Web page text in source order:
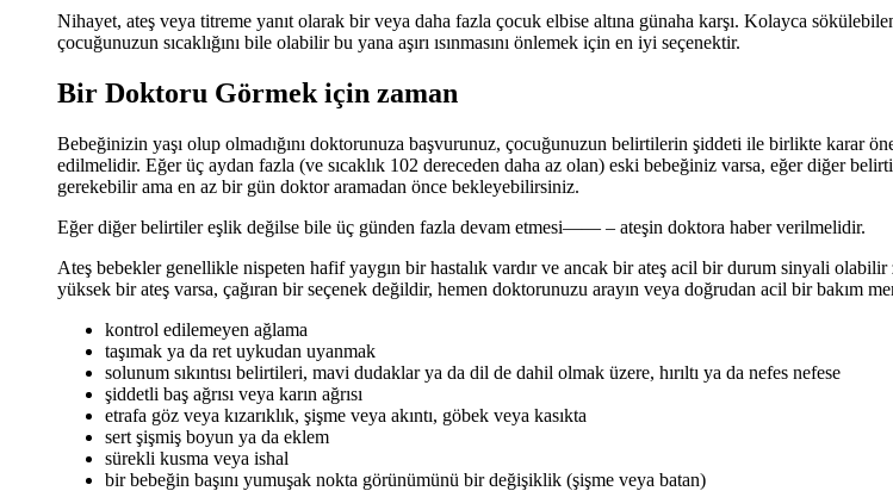
Nihayet, ateş veya titreme yanıt olarak bir veya daha fazla çocuk elbise altına günaha karşı. Kolayca
çocuğunuzun sıcaklığını bile olabilir bu yana aşırı ısınmasını önlemek için en iyi seçenektir.
Bir Doktoru Görmek için zaman
Bebeğinizin yaşı olup olmadığını doktorunuza başvurunuz, çocuğunuzun belirtilerin şiddeti ile birlikte karar
edilmelidir. Eğer üç aydan fazla (ve sıcaklık 102 dereceden daha az olan) eski bebeğiniz varsa, eğer diğer
gerekebilir ama en az bir gün doktor aramadan önce bekleyebilirsiniz.
Eğer diğer belirtiler eşlik değilse bile üç günden fazla devam etmesi—— – ateşin doktora haber verilmelidir.
Ateş bebekler genellikle nispeten hafif yaygın bir hastalık vardır ve ancak bir ateş acil bir durum sinyali
yüksek bir ateş varsa, çağıran bir seçenek değildir, hemen doktorunuzu arayın veya doğrudan acil bir bakım
kontrol edilemeyen ağlama
taşımak ya da ret uykudan uyanmak
solunum sıkıntısı belirtileri, mavi dudaklar ya da dil de dahil olmak üzere, hırıltı ya da nefes nefese
şiddetli baş ağrısı veya karın ağrısı
etrafa göz veya kızarıklık, şişme veya akıntı, göbek veya kasıkta
sert şişmiş boyun ya da eklem
sürekli kusma veya ishal
bir bebeğin başını yumuşak nokta görünümünü bir değişiklik (şişme veya batan)